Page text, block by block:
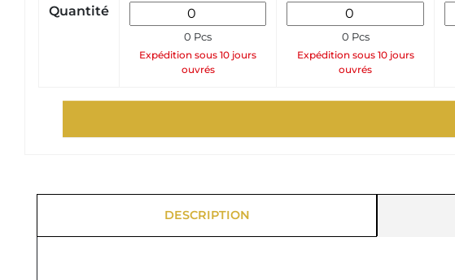
Quantité
0 Pcs
Expédition sous 10 jours
ouvrés
0 Pcs
Expédition sous 10 jours
ouvrés
DESCRIPTION